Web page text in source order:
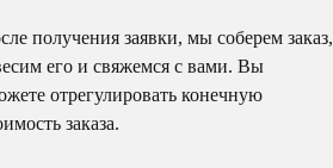
получения заявки, мы соберем заказ,
его и свяжемся с вами. Вы
отрегулировать конечную
заказа.